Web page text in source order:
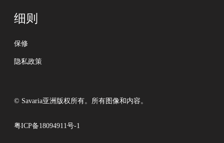
细则
保修
隐私政策
© Savaria亚洲版权所有。所有图像和内容。
粤ICP备18094911号-1